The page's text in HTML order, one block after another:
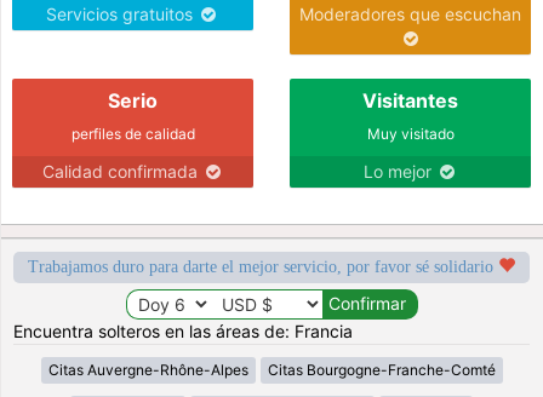
Servicios gratuitos Moderadores que escuchan
Serio
perfiles de calidad
Calidad confirmada
Visitantes
Muy visitado
Lo mejor
Trabajamos duro para darte el mejor servicio, por favor sé solidario
Encuentra solteros en las áreas de: Francia
Citas Auvergne-Rhône-Alpes Citas Bourgogne-Franche-Comté